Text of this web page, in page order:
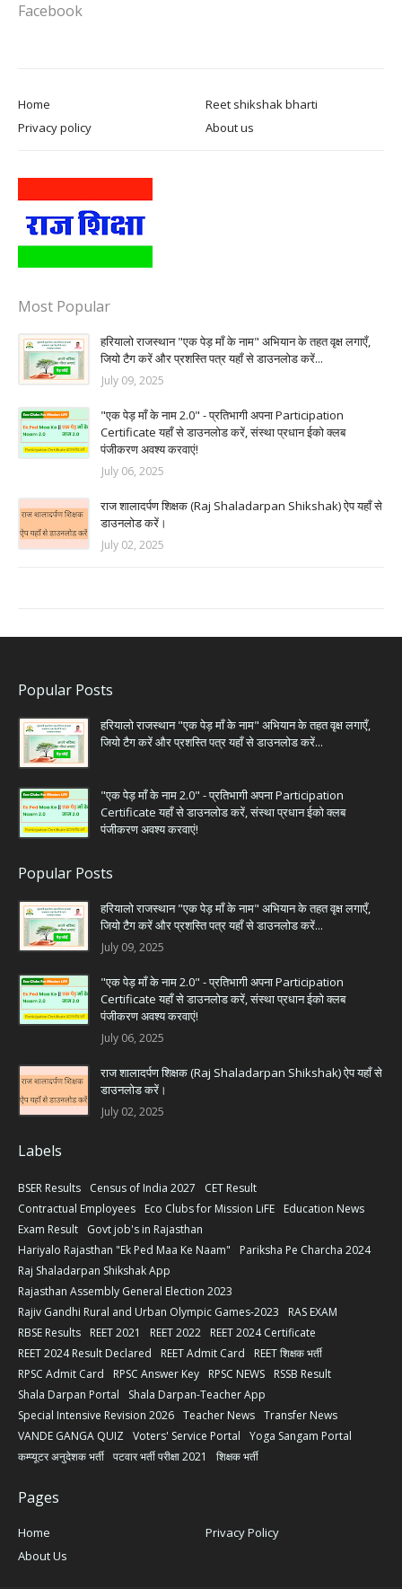
Facebook
Home
Reet shikshak bharti
Privacy policy
About us
Most Popular
हरियालो राजस्थान "एक पेड़ माँ के नाम" अभियान के तहत वृक्ष लगाएँ,
जियो टैग करें और प्रशस्ति पत्र यहाँ से डाउनलोड करें...
July 09, 2025
"एक पेड़ माँ के नाम 2.0" - प्रतिभागी अपना Participation
Certificate यहाँ से डाउनलोड करें, संस्था प्रधान ईको क्लब
पंजीकरण अवश्य करवाएं!
July 06, 2025
राज शालादर्पण शिक्षक (Raj Shaladarpan Shikshak) ऐप यहाँ से
डाउनलोड करें।
July 02, 2025
Popular Posts
हरियालो राजस्थान "एक पेड़ माँ के नाम" अभियान के तहत वृक्ष लगाएँ,
जियो टैग करें और प्रशस्ति पत्र यहाँ से डाउनलोड करें...
"एक पेड़ माँ के नाम 2.0" - प्रतिभागी अपना Participation
Certificate यहाँ से डाउनलोड करें, संस्था प्रधान ईको क्लब
पंजीकरण अवश्य करवाएं!
Popular Posts
हरियालो राजस्थान "एक पेड़ माँ के नाम" अभियान के तहत वृक्ष लगाएँ,
जियो टैग करें और प्रशस्ति पत्र यहाँ से डाउनलोड करें...
July 09, 2025
"एक पेड़ माँ के नाम 2.0" - प्रतिभागी अपना Participation
Certificate यहाँ से डाउनलोड करें, संस्था प्रधान ईको क्लब
पंजीकरण अवश्य करवाएं!
July 06, 2025
राज शालादर्पण शिक्षक (Raj Shaladarpan Shikshak) ऐप यहाँ से
डाउनलोड करें।
July 02, 2025
Labels
BSER Results Census of India 2027
CET Result
Contractual Employees
Eco Clubs for Mission LiFE
Education News
Exam Result
Govt job's in Rajasthan
Hariyalo Rajasthan "Ek Ped Maa Ke Naam"
Pariksha Pe Charcha 2024
Raj Shaladarpan Shikshak App
Rajasthan Assembly General Election 2023
Rajiv Gandhi Rural and Urban Olympic Games-2023
RAS EXAM
RBSE Results
REET 2021 REET 2022
REET 2024 Certificate
REET 2024 Result Declared
REET Admit Card
REET शिक्षक भर्ती
RPSC Admit Card
RPSC Answer Key RPSC NEWS
RSSB Result
Shala Darpan Portal
Shala Darpan-Teacher App
Special Intensive Revision 2026 Teacher News Transfer News
VANDE GANGA QUIZ Voters' Service Portal
Yoga Sangam Portal
कम्प्यूटर अनुदेशक भर्ती पटवार भर्ती परीक्षा 2021 शिक्षक भर्ती
Pages
Home
Privacy Policy
About Us